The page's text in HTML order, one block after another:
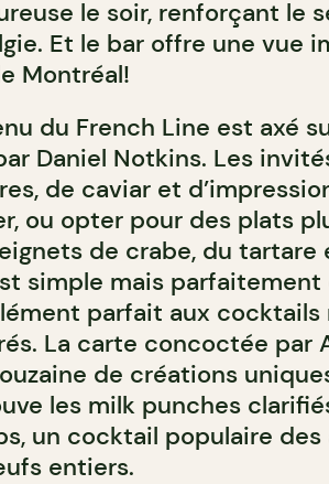
le soir, renforçant le
Et le bar offre une vue
Montréal!
du French Line est axé
Daniel Notkins. Les
de caviar et
ou opter pour des plats
de crabe, du tartare
simple mais
parfait aux
La carte concoctée par
de créations
les milk punches
un cocktail populaire
entiers.